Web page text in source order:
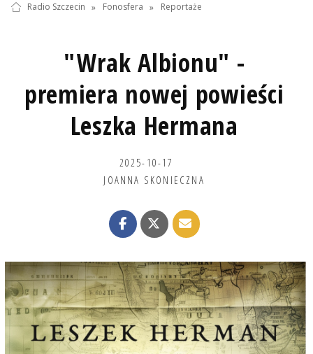
Radio Szczecin » Fonosfera » Reportaże
"Wrak Albionu" -
premiera nowej powieści
Leszka Hermana
2025-10-17
JOANNA SKONIECZNA